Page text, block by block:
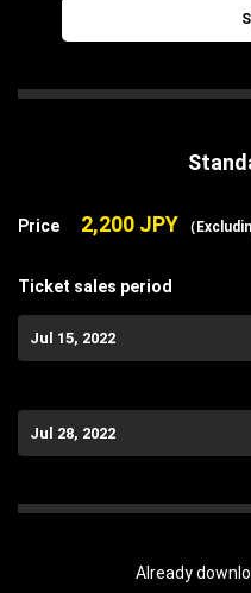
Price 2,200 JPY （
Ticket sales period
Jul 15, 2022
Jul 28, 2022
Already